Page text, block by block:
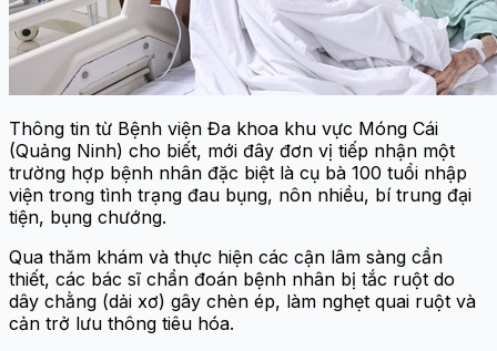
Thông tin từ Bệnh viện Đa khoa khu vực Móng Cái
(Quảng Ninh) cho biết, mới đây đơn vị tiếp nhận một
trường hợp bệnh nhân đặc biệt là cụ bà 100 tuổi nhập
viện trong tình trạng đau bụng, nôn nhiều, bí trung đại
tiện, bụng chướng.
Qua thăm khám và thực hiện các cận lâm sàng cần
thiết, các bác sĩ chẩn đoán bệnh nhân bị tắc ruột do
dây chằng (dải xơ) gây chèn ép, làm nghẹt quai ruột và
cản trở lưu thông tiêu hóa.